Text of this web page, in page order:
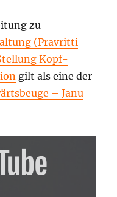
zu
(Pravritti
Kopf-
gilt als eine der
– Janu